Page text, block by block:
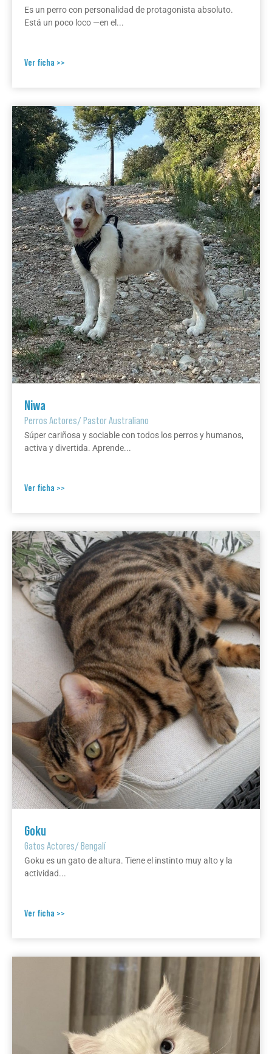
Es un perro con personalidad de protagonista absoluto.
Está un poco loco —en el...
Ver ficha >>
Niwa
Perros Actores/Pastor Australiano
Súper cariñosa y sociable con todos los perros y humanos,
activa y divertida. Aprende...
Ver ficha >>
Goku
Gatos Actores/Bengalí
Goku es un gato de altura. Tiene el instinto muy alto y la
actividad...
Ver ficha >>